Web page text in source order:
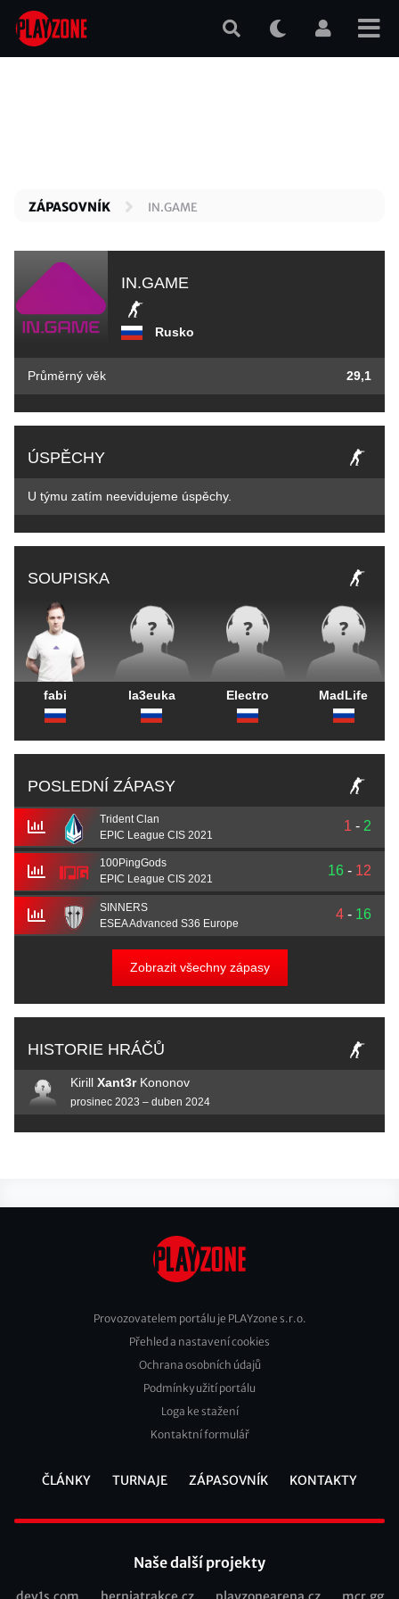
Přejít
hlavnímu
ZÁPASOVNÍK IN.GAME
IN.GAME
Rusko
Průměrný věk 29,1
ÚSPĚCHY
U týmu zatím neevidujeme úspěchy.
SOUPISKA
fabi la3euka Electro MadLife
POSLEDNÍ ZÁPASY
Trident Clan
EPIC League CIS 2021
1 - 2
100PingGods
EPIC League CIS 2021
16 - 12
SINNERS
ESEA Advanced S36 Europe
4 - 16
Zobrazit všechny zápasy
HISTORIE HRÁČŮ
Kirill Xant3rKononov
prosinec 2023 – duben 2024
Footer
Provozovatelem portálu je PLAYzone s.r.o.
Přehled a nastavení cookies
Ochrana osobních údajů
Podmínky užití portálu
Loga ke stažení
Kontaktní formulář
ČLÁNKY TURNAJE ZÁPASOVNÍK KONTAKTY
Naše další projekty